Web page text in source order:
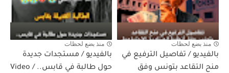
منذ بضع لحظات
بالفيديو / تفاصيل الترفيع في
منح التقاعد بتونس وفق
منذ بضع لحظات
بالفيديو / مستجدات جديدة
حول طالبة في قابس.. / Video